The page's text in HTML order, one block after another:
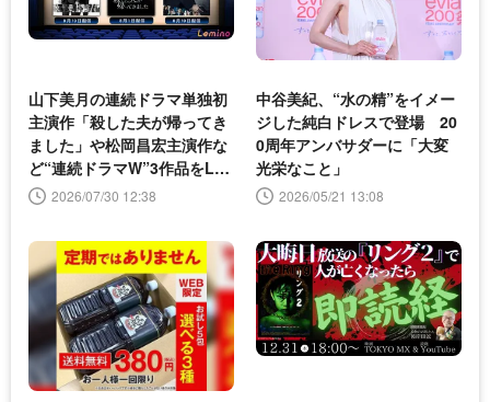
山下美月の連続ドラマ単独初
主演作「殺した夫が帰ってき
ました」や松岡昌宏主演作な
ど“連続ドラマW”3作品をLe
minoで配信
2026/07/30 12:38
中谷美紀、“水の精”をイメー
ジした純白ドレスで登場 20
0周年アンバサダーに「大変
光栄なこと」
2026/05/21 13:08